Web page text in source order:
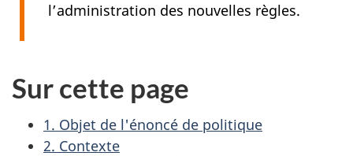
l’administration des nouvelles règles.
Sur cette page
1. Objet de l'énoncé de politique
2. Contexte